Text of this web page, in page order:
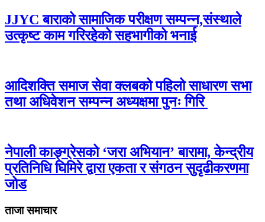
JJYC बाराको सामाजिक परीक्षण सम्पन्न,संस्थाले
उत्कृष्ट काम गरिरहेको सहभागीको भनाई
आदिशक्ति समाज सेवा क्लबको पहिलो साधारण सभा
तथा अधिवेशन सम्पन्न अध्यक्षमा पुनः गिरि
नेपाली काङ्ग्रेसको ‘जरा अभियान’ बारामा, केन्द्रीय
प्रतिनिधि घिमिरे द्वारा एकता र संगठन सुदृढीकरणमा
जोड
ताजा समाचार